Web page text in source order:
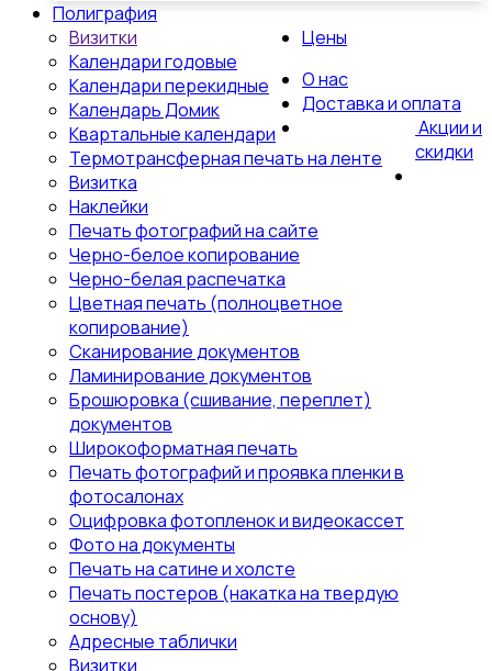
Полиграфия
Визитки
Календари годовые
Календари перекидные
Календарь Домик
Квартальные календари
Термотрансферная печать на ленте
Визитка
Наклейки
Цены
Печать фотографий на сайте
Черно-белое копирование
Черно-белая распечатка
Цветная печать (полноцветное
копирование)
Сканирование документов
Ламинирование документов
Брошюровка (сшивание, переплет)
документов
Широкоформатная печать
Печать фотографий и проявка пленки в
фотосалонах
Оцифровка фотопленок и видеокассет
Фото на документы
Печать на сатине и холсте
Печать постеров (накатка на твердую
основу)
Адресные таблички
Визитки
О нас
Доставка и оплата
Акции и
скидки